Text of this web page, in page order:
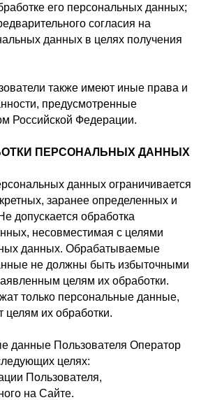
его персональных данных;
согласия на
данных в целях получения
также имеют иные права и
предусмотренные
Российской Федерации.
ПЕРСОНАЛЬНЫХ ДАННЫХ
данных ограничивается
заранее определенных и
допускается обработка
несовместимая с целями
данных. Обрабатываемые
не должны быть избыточными
целям их обработки.
только персональные данные,
целям их обработки.
данные Пользователя Оператор
целях:
Пользователя,
на Сайте.